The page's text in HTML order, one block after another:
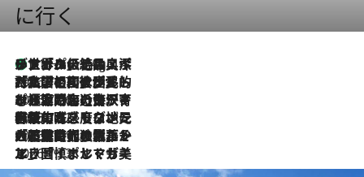
に行く
11 Hours Ago
リスボンの絶品スイーツ「パステル・デ・ナタ」とは？ポルトガル伝統の奥深い世界へ
2026.7.27
「私の祖国はポルトガル語です」国民的詩人フェルナンド・ペソアと、彼が愛した文学の街を歩く
2026.7.26
ポルトガル近海が育む極上の海の幸。キリリと冷えた白ワインと愉しむ、シーフード専門店の贅沢
2026.7.22
伝統の味をモダンに昇華。高感度な地元客が集う、リスボンの最旬ガストロノミー
2026.7.21
大航海時代の栄華から、震災、独裁、そして革命へ。ポルトガル・首都リスボンの石畳に刻まれた「歴史の光と影」
2026.7.13
エッセイ・ヤマザキマリ「慎ましくも美しき国 ポルトガル」